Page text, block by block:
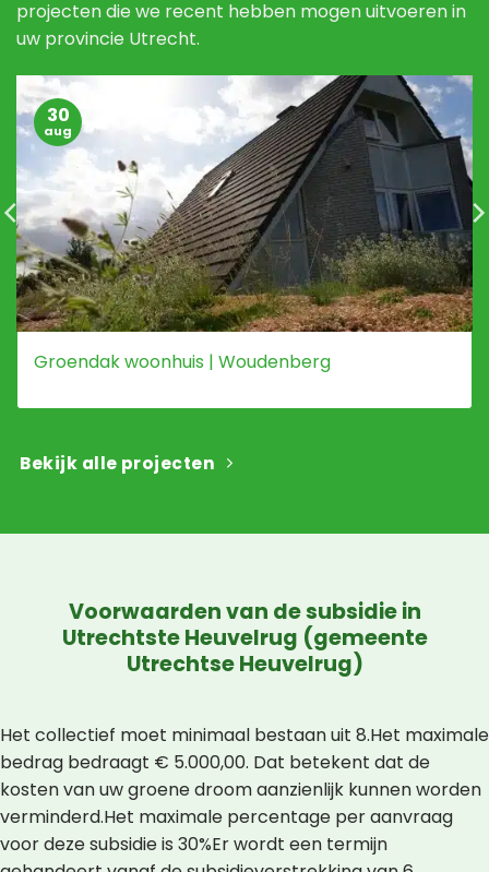
projecten die we recent hebben mogen uitvoeren in
uw provincie Utrecht.
Groendak woonhuis | Woudenberg
30
aug
Bekijk alle projecten
Voorwaarden van de subsidie in
Utrechtste Heuvelrug (gemeente
Utrechtse Heuvelrug)
Het collectief moet minimaal bestaan uit 8.Het maximale
bedrag bedraagt € 5.000,00. Dat betekent dat de
kosten van uw groene droom aanzienlijk kunnen worden
verminderd.Het maximale percentage per aanvraag
voor deze subsidie is 30%Er wordt een termijn